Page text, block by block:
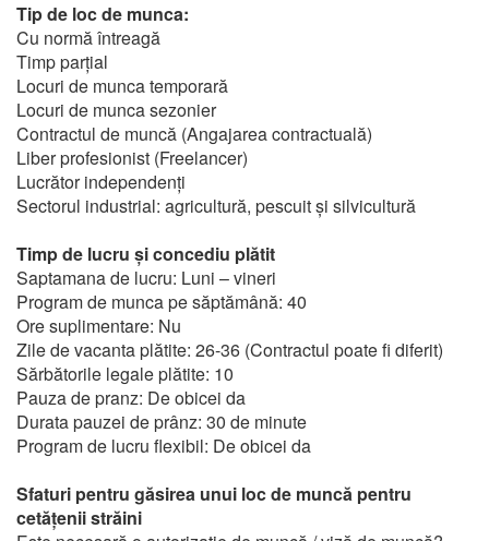
Tip de loc de munca:
Cu normă întreagă
Timp parțial
Locuri de munca temporară
Locuri de munca sezonier
Contractul de muncă (Angajarea contractuală)
Liber profesionist (Freelancer)
Lucrător independenți
Sectorul industrial: agricultură, pescuit și silvicultură
Timp de lucru și concediu plătit
Saptamana de lucru: Luni – vineri
Program de munca pe săptămână: 40
Ore suplimentare: Nu
Zile de vacanta plătite: 26-36 (Contractul poate fi diferit)
Sărbătorile legale plătite: 10
Pauza de pranz: De obicei da
Durata pauzei de prânz: 30 de minute
Program de lucru flexibil: De obicei da
Sfaturi pentru găsirea unui loc de muncă pentru
cetățenii străini